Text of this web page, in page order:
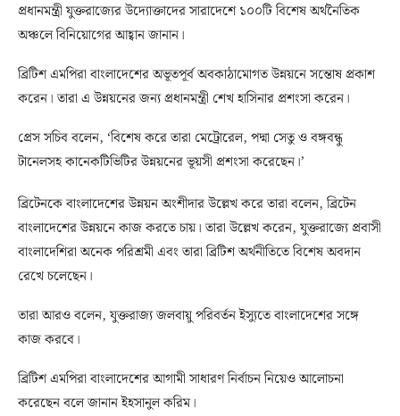
প্রধানমন্ত্রী যুক্তরাজ্যের উদ্যোক্তাদের সারাদেশে ১০০টি বিশেষ অর্থনৈতিক
অঞ্চলে বিনিয়োগের আহ্বান জানান।
ব্রিটিশ এমপিরা বাংলাদেশের অভূতপূর্ব অবকাঠামোগত উন্নয়নে সন্তোষ প্রকাশ
করেন। তারা এ উন্নয়নের জন্য প্রধানমন্ত্রী শেখ হাসিনার প্রশংসা করেন।
প্রেস সচিব বলেন, ‘বিশেষ করে তারা মেট্রোরেল, পদ্মা সেতু ও বঙ্গবন্ধু
টানেলসহ কানেকটিভিটির উন্নয়নের ভূয়সী প্রশংসা করেছেন।’
ব্রিটেনকে বাংলাদেশের উন্নয়ন অংশীদার উল্লেখ করে তারা বলেন, ব্রিটেন
বাংলাদেশের উন্নয়নে কাজ করতে চায়। তারা উল্লেখ করেন, যুক্তরাজ্যে প্রবাসী
বাংলাদেশিরা অনেক পরিশ্রমী এবং তারা ব্রিটিশ অর্থনীতিতে বিশেষ অবদান
রেখে চলেছেন।
তারা আরও বলেন, যুক্তরাজ্য জলবায়ু পরিবর্তন ইস্যুতে বাংলাদেশের সঙ্গে
কাজ করবে।
ব্রিটিশ এমপিরা বাংলাদেশের আগামী সাধারণ নির্বাচন নিয়েও আলোচনা
করেছেন বলে জানান ইহসানুল করিম।